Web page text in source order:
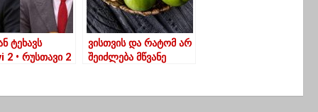
ტეხავს
2 • რუსთავი 2
რა უნდა
ვისთვის და რატომ არ
შეიძლება მწვანე